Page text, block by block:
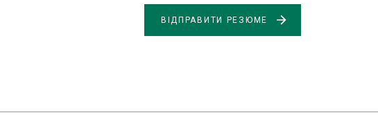
ВІДПРАВИТИ РЕЗЮМЕ